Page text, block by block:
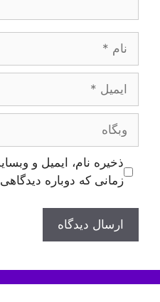
ایمیل
وبگاه
ذخیره نام، ایمیل و
زمانی که دوباره